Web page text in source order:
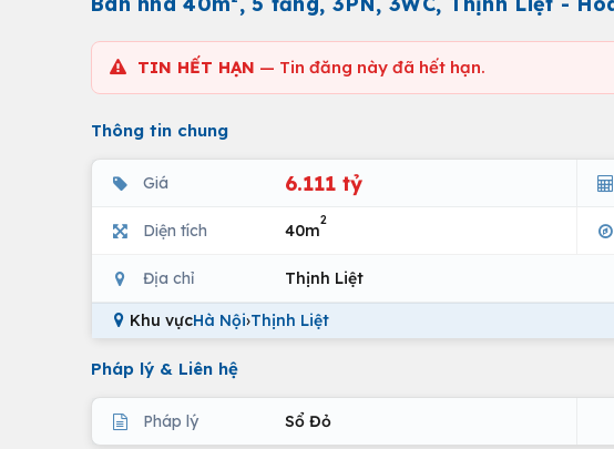
TIN HẾT HẠN — Tin đăng này đã hết hạn.
Thông tin chung
Giá 6.111 tỷ
Diện tích 40m
2
Địa chỉ Thịnh Liệt
Khu vựcHà Nội›Thịnh Liệt
Pháp lý & Liên hệ
Pháp lý Sổ Đỏ